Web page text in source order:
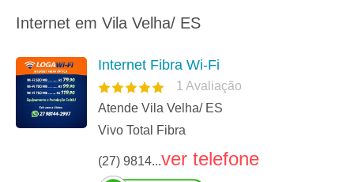
Internet em Vila Velha/ ES
Internet Fibra Wi-Fi
1 Avaliação
Atende Vila Velha/ ES
Vivo Total Fibra
(27) 9814...ver telefone